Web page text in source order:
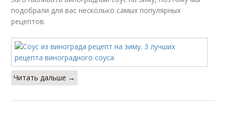
подобрали для вас несколько самых популярных
рецептов.
Читать дальше →